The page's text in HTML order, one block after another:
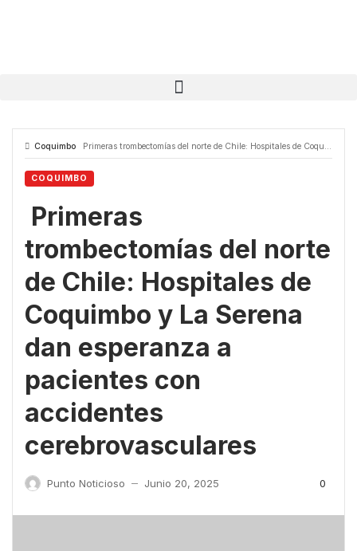
Coquimbo Primeras trombectomías del norte de Chile: Hospitales de Coquimbo y La Serena dan esperanza a pacientes con accidentes cerebrovasculares
COQUIMBO
Primeras
trombectomías del norte
de Chile: Hospitales de
Coquimbo y La Serena
dan esperanza a
pacientes con
accidentes
cerebrovasculares
Punto Noticioso — Junio 20, 2025 0